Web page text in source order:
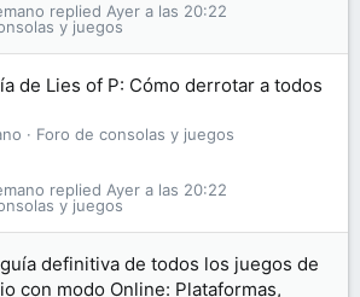
y juegos
Ayer a las 20:22
de Lies of P: Cómo derrotar a todos
Foro de consolas y juegos
y juegos
Ayer a las 20:22
definitiva de todos los juegos de
con modo Online: Plataformas,